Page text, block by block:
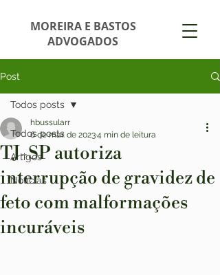
MOREIRA E BASTOS
ADVOGADOS
Post
Todos posts
Artigos
Notícias
Todos posts
TJ-SP autoriza
interrupção de gravidez de
feto com malformações
incuráveis
hbussularr
6 de mar. de 20234 min de leitura